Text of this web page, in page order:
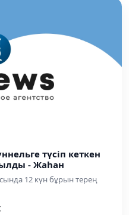
түсіп кеткен
- Жаһан
12 күн бұрын терең